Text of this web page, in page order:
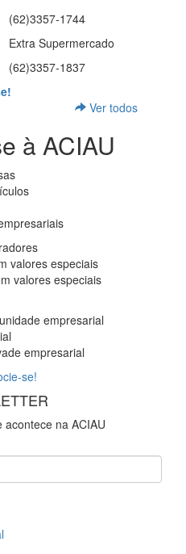
(62)3357-1744
Extra Supermercado
(62)3357-1837
Ver todos
à ACIAU
valores especiais
valores especiais
empresarial
empresarial
se!
na ACIAU